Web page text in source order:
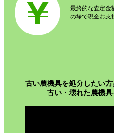
最終的な査定金
の場で現金お支
古い農機具を処分したい
古い・壊れた農機